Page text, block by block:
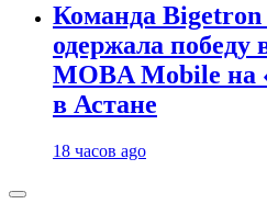
Команда
одержала победу
MOBA Mobile на
в Астане
18 часов ago